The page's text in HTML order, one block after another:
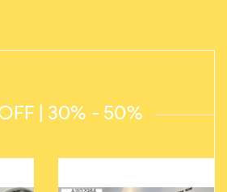
| 30% - 50%